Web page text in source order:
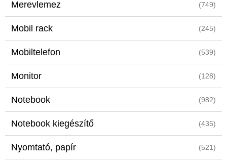
Merevlemez (749)
Mobil rack (245)
Mobiltelefon (539)
Monitor (128)
Notebook (982)
Notebook kiegészítő (435)
Nyomtató, papír (521)